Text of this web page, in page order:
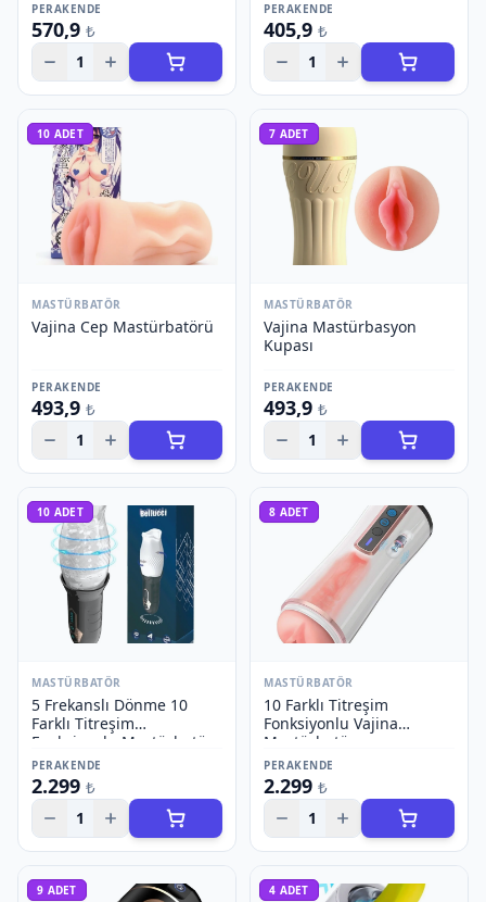
PERAKENDE
570,9 ₺
1
PERAKENDE
405,9 ₺
1
10 ADET
MASTÜRBATÖR
Vajina Cep Mastürbatörü
PERAKENDE
493,9 ₺
1
7 ADET
MASTÜRBATÖR
Vajina Mastürbasyon
Kupası
PERAKENDE
493,9 ₺
1
10 ADET
MASTÜRBATÖR
5 Frekanslı Dönme 10
Farklı Titreşim
Fonksiyonlu Mastürbatör
PERAKENDE
2.299 ₺
1
8 ADET
MASTÜRBATÖR
10 Farklı Titreşim
Fonksiyonlu Vajina
Mastürbatör
PERAKENDE
2.299 ₺
1
9 ADET 4 ADET